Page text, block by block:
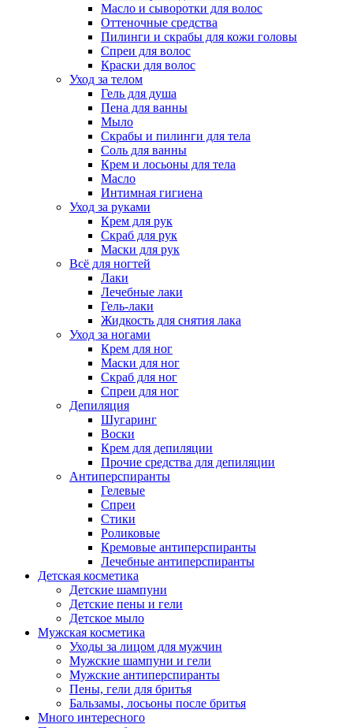
Масло и сыворотки для волос
Оттеночные средства
Пилинги и скрабы для кожи головы
Спреи для волос
Краски для волос
Уход за телом
Гель для душа
Пена для ванны
Мыло
Скрабы и пилинги для тела
Соль для ванны
Крем и лосьоны для тела
Масло
Интимная гигиена
Уход за руками
Крем для рук
Скраб для рук
Маски для рук
Всё для ногтей
Лаки
Лечебные лаки
Гель-лаки
Жидкость для снятия лака
Уход за ногами
Крем для ног
Маски для ног
Скраб для ног
Спреи для ног
Депиляция
Шугаринг
Воски
Крем для депиляции
Прочие средства для депиляции
Антиперспиранты
Гелевые
Спреи
Стики
Роликовые
Кремовые антиперспиранты
Лечебные антиперспиранты
Детская косметика
Детские шампуни
Детские пены и гели
Детское мыло
Мужская косметика
Уходы за лицом для мужчин
Мужские шампуни и гели
Мужские антиперспиранты
Пены, гели для бритья
Бальзамы, лосьоны после бритья
Много интересного